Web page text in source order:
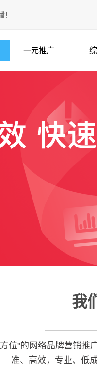
一元推广
我
位"的网络品牌营销推
准、高效，专业、低